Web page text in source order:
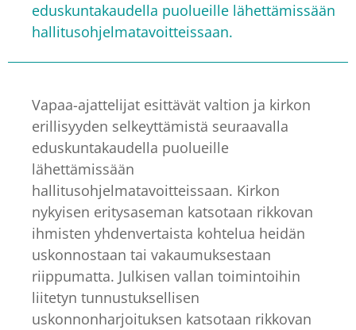
eduskuntakaudella puolueille lähettämissään
hallitusohjelmatavoitteissaan.
Vapaa-ajattelijat esittävät valtion ja kirkon
erillisyyden selkeyttämistä seuraavalla
eduskuntakaudella puolueille
lähettämissään
hallitusohjelmatavoitteissaan. Kirkon
nykyisen eritysaseman katsotaan rikkovan
ihmisten yhdenvertaista kohtelua heidän
uskonnostaan tai vakaumuksestaan
riippumatta. Julkisen vallan toimintoihin
liitetyn tunnustuksellisen
uskonnonharjoituksen katsotaan rikkovan